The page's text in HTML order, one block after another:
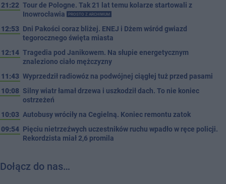
21:22 Tour de Pologne. Tak 21 lat temu kolarze startowali z
Inowrocławia
PROSTO Z ARCHIWUM
12:53 Dni Pakości coraz bliżej. ENEJ i Dżem wśród gwiazd
tegorocznego święta miasta
12:14 Tragedia pod Janikowem. Na słupie energetycznym
znaleziono ciało mężczyzny
11:43 Wyprzedził radiowóz na podwójnej ciągłej tuż przed pasami
10:08 Silny wiatr łamał drzewa i uszkodził dach. To nie koniec
ostrzeżeń
10:03 Autobusy wróciły na Cegielną. Koniec remontu zatok
09:54 Pięciu nietrzeźwych uczestników ruchu wpadło w ręce policji.
Rekordzista miał 2,6 promila
Dołącz do nas…